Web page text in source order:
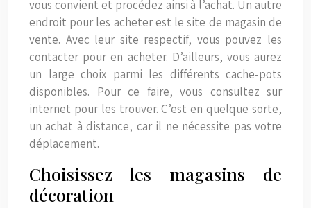
vous convient et procédez ainsi à l’achat. Un autre
endroit pour les acheter est le site de magasin de
vente. Avec leur site respectif, vous pouvez les
contacter pour en acheter. D’ailleurs, vous aurez
un large choix parmi les différents cache-pots
disponibles. Pour ce faire, vous consultez sur
internet pour les trouver. C’est en quelque sorte,
un achat à distance, car il ne nécessite pas votre
déplacement.
Choisissez les magasins de
décoration